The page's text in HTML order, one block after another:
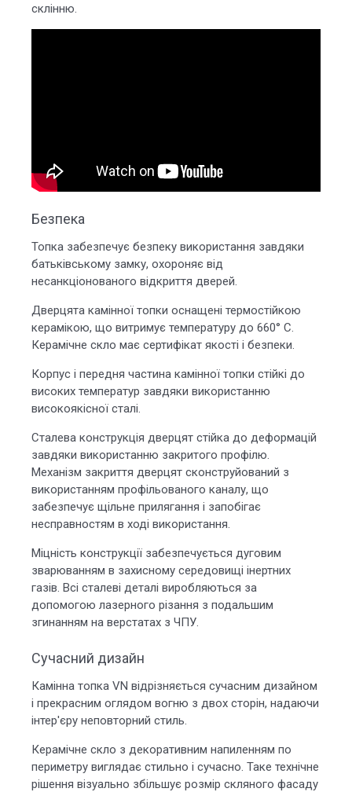
склінню.
Безпека
Топка забезпечує безпеку використання завдяки
батьківському замку, охороняє від
несанкціонованого відкриття дверей.
Дверцята камінної топки оснащені термостійкою
керамікою, що витримує температуру до 660° С.
Керамічне скло має сертифікат якості і безпеки.
Корпус і передня частина камінної топки стійкі до
високих температур завдяки використанню
високоякісної сталі.
Сталева конструкція дверцят стійка до деформацій
завдяки використанню закритого профілю.
Механізм закриття дверцят сконструйований з
використанням профільованого каналу, що
забезпечує щільне прилягання і запобігає
несправностям в ході використання.
Міцність конструкції забезпечується дуговим
зварюванням в захисному середовищі інертних
газів. Всі сталеві деталі виробляються за
допомогою лазерного різання з подальшим
згинанням на верстатах з ЧПУ.
Сучасний дизайн
Камінна топка VN відрізняється сучасним дизайном
і прекрасним оглядом вогню з двох сторін, надаючи
інтер'єру неповторний стиль.
Керамічне скло з декоративним напиленням по
периметру виглядає стильно і сучасно. Таке технічне
рішення візуально збільшує розмір скляного фасаду